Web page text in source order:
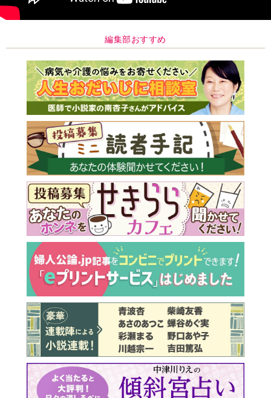
編集部おすすめ